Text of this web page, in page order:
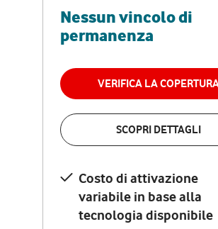
Nessun vincolo di
permanenza
VERIFICA LA
SCOPRI DETTAGLI
Costo di attivazione
variabile in base alla
tecnologia disponibile
RETE FISSA +
29,95€
permanenza
VERIFICA LA
Costo di attivazione
variabile in base alla
tecnologia